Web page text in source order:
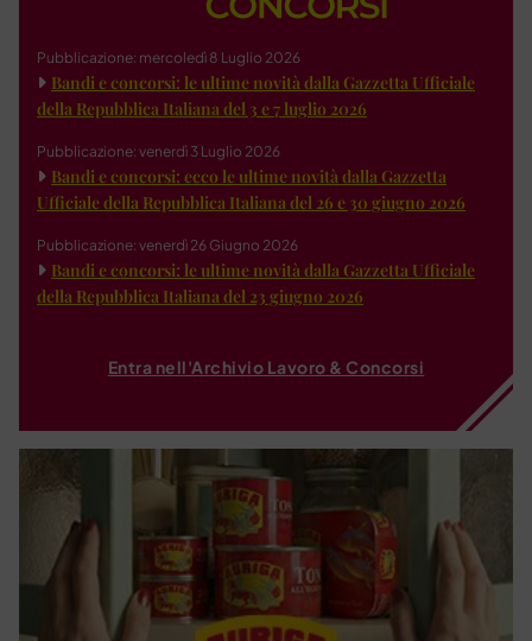
Pubblicazione: mercoledì 8 Luglio 2026
Bandi e concorsi: le ultime novità dalla Gazzetta Ufficiale
della Repubblica Italiana del 3 e 7 luglio 2026
Pubblicazione: venerdì 3 Luglio 2026
Bandi e concorsi: ecco le ultime novità dalla Gazzetta
Ufficiale della Repubblica Italiana del 26 e 30 giugno 2026
Pubblicazione: venerdì 26 Giugno 2026
Bandi e concorsi: le ultime novità dalla Gazzetta Ufficiale
della Repubblica Italiana del 23 giugno 2026
Entra nell'Archivio Lavoro & Concorsi